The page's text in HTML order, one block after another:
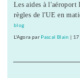
Les aides à l'aéroport
règles de l'UE en
blog
L'Agora par Pascal Blain |